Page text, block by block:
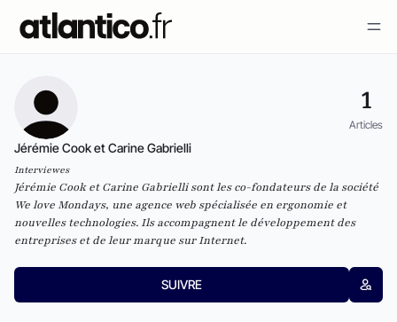
1
Articles
Jérémie Cook et Carine Gabrielli
Interviewes
Jérémie Cook etCarine Gabriellisont les co-fondateurs de la société
We love Mondays, une agence web spécialisée en ergonomie et
nouvelles technologies. Ils accompagnent le développement des
entreprises et de leur marque sur Internet.
SUIVRE